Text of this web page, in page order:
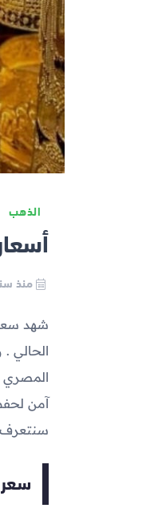
الذهب
أسعار
منذ
شهد
الحالي
المصري
آمن
سعر